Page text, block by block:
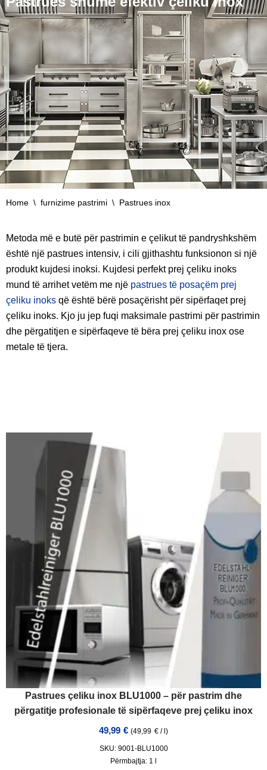
Home \ furnizime pastrimi \ Pastrues inox
Metoda më e butë për pastrimin e çelikut të pandryshkshëm
është një pastrues intensiv, i cili gjithashtu funksionon si një
produkt kujdesi inoksi. Kujdesi perfekt prej çeliku inoks
mund të arrihet vetëm me një pastrues të posaçëm prej
çeliku inoks që është bërë posaçërisht për sipërfaqet prej
çeliku inoks. Kjo ju jep fuqi maksimale pastrimi për pastrimin
dhe përgatitjen e sipërfaqeve të bëra prej çeliku inox ose
metale të tjera.
Pastrues çeliku inox BLU1000 – për pastrim dhe
përgatitje profesionale të sipërfaqeve prej çeliku inox
49,99 € (49,99 € / )
SKU: 9001-BLU1000
Përmbajtja: 1 l